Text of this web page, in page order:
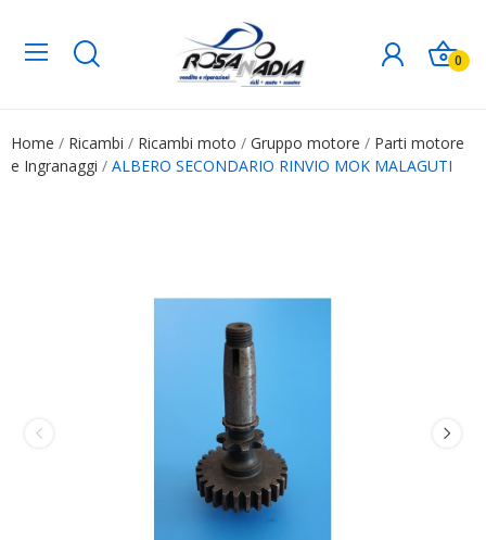
0
Home Ricambi Ricambi moto Gruppo motore
Parti motore
e Ingranaggi
ALBERO SECONDARIO RINVIO MOK MALAGUTI